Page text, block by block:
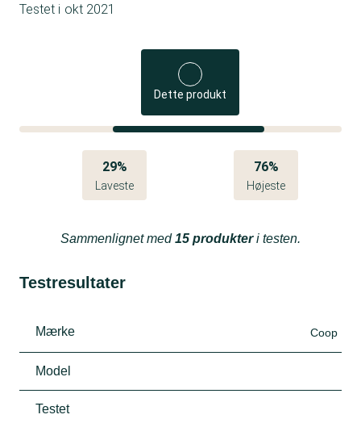
Testet i okt 2021
Dette produkt
29%
Laveste
76%
Højeste
Sammenlignet med15 produkteri testen.
Testresultater
Mærke Coop
Model
Testet